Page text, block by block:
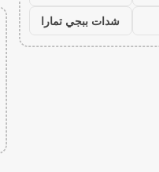
شدات ببجي تمارا